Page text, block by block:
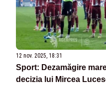
12 nov. 2025, 18:31
Sport: Dezamăgire
decizia lui Mircea